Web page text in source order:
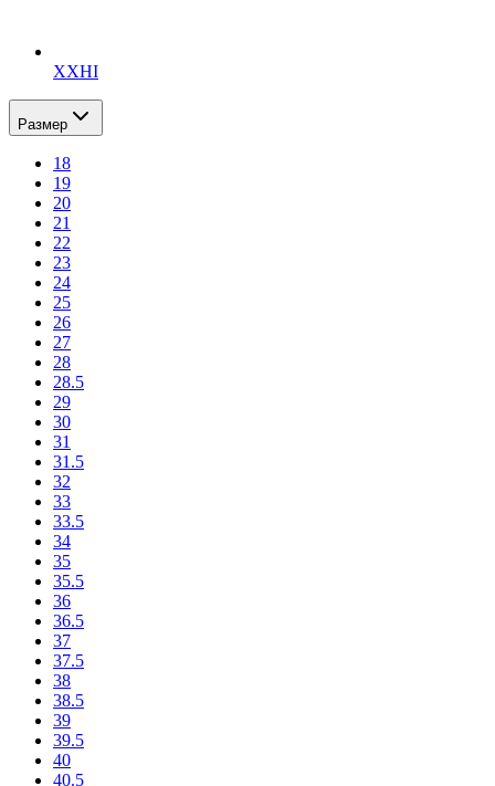
XXHI
Размер
18
19
20
21
22
23
24
25
26
27
28
28.5
29
30
31
31.5
32
33
33.5
34
35
35.5
36
36.5
37
37.5
38
38.5
39
39.5
40
40.5